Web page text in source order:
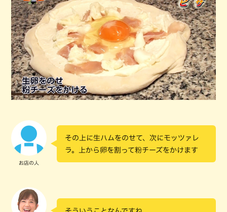
お店の人
その上に生ハムをのせて、次にモッツァレ
ラ。上から卵を割って粉チーズをかけます